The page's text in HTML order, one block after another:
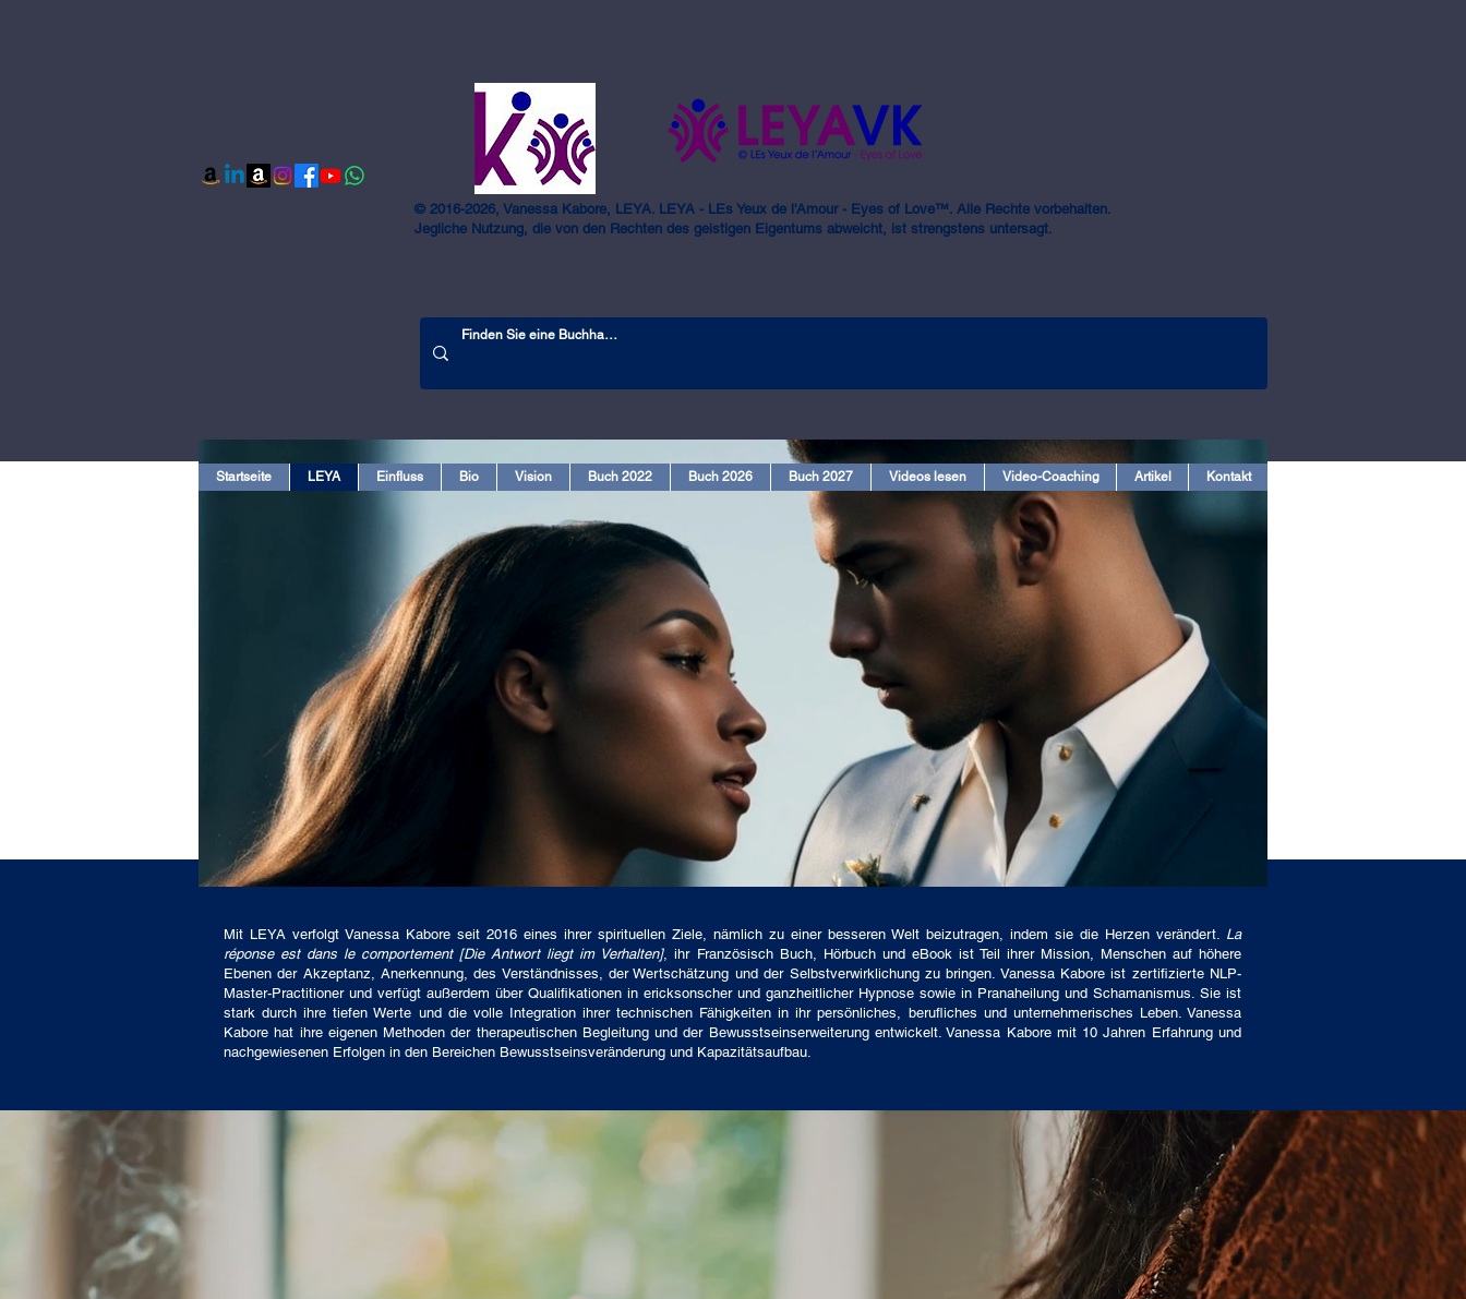
© 2016-2026, Vanessa Kabore, LEYA. LEYA - LEs Yeux de l'Amour - Eyes of Love™. Alle Rechte vorbehalten.
Jegliche Nutzung, die von den Rechten des geistigen Eigentums abweicht, ist strengstens untersagt.
Startseite LEYA Einfluss Bio Vision Buch 2022 Buch 2026 Buch 2027 Videos lesen Video-Coaching Artikel Kontakt
Mit LEYA verfolgt Vanessa Kabore seit 2016 eines ihrer spirituellen Ziele, nämlich zu einer besseren Welt beizutragen, indem sie die Herzen verändert. La
réponse est dans le comportement [Die Antwort liegt im Verhalten], ihr Französisch Buch, Hörbuch und eBook ist Teil ihrer Mission, Menschen auf höhere
Ebenen der Akzeptanz, Anerkennung, des Verständnisses, der Wertschätzung und der Selbstverwirklichung zu bringen. Vanessa Kabore ist zertifizierte NLP-
Master-Practitioner und verfügt außerdem über Qualifikationen in ericksonscher und ganzheitlicher Hypnose sowie in Pranaheilung und Schamanismus. Sie ist
stark durch ihre tiefen Werte und die volle Integration ihrer technischen Fähigkeiten in ihr persönliches, berufliches und unternehmerisches Leben. Vanessa
Kabore hat ihre eigenen Methoden der therapeutischen Begleitung und der Bewusstseinserweiterung entwickelt. Vanessa Kabore mit 10 Jahren Erfahrung und
nachgewiesenen Erfolgen in den Bereichen Bewusstseinsveränderung und Kapazitätsaufbau.